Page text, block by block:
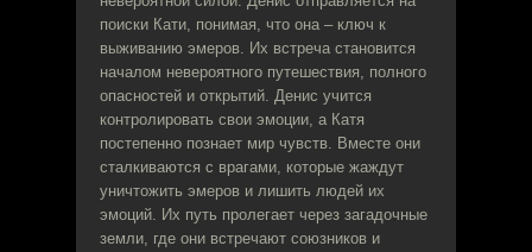
поиски Кати, понимая, что она – ключ к
выживанию эмеров. Их встреча становится
началом невероятного путешествия, полного
опасностей и открытий. Денис учится
контролировать свои эмоции, а Катя
постепенно познает мир чувств. Вместе они
сталкиваются с врагами, которые жаждут
уничтожить эмеров и лишить людей их
эмоций. Их путь пролегает через загадочные
земли, где они встречают союзников и